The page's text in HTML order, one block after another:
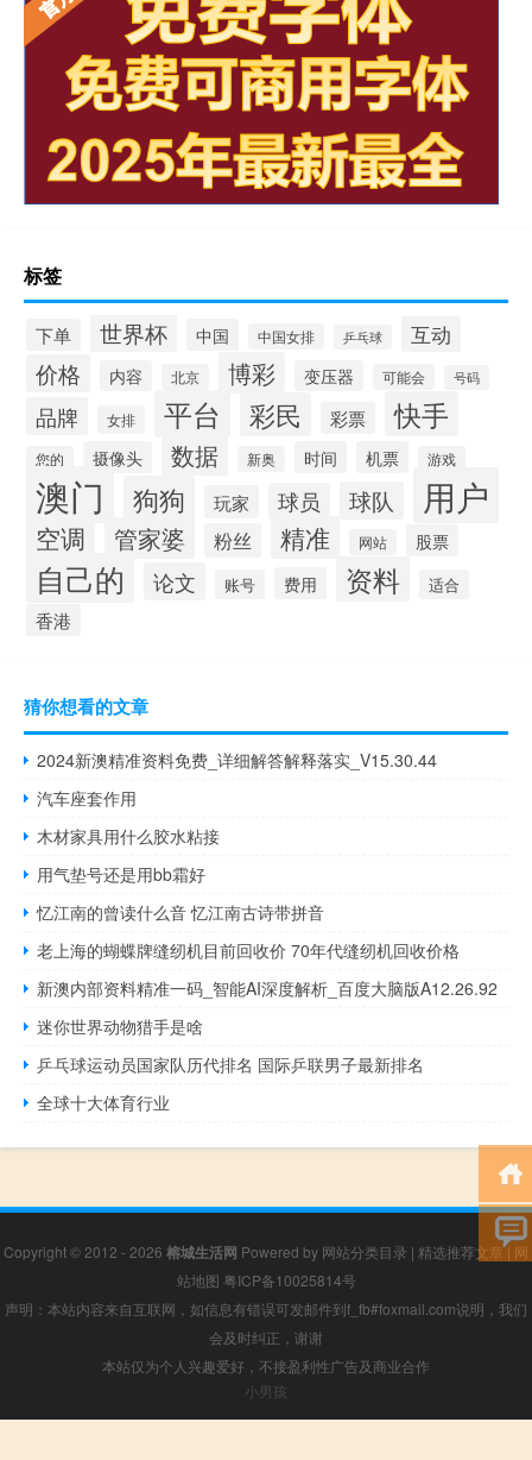
标签
下单 世界杯 中国 中国女排 乒乓球 互动
价格 内容 北京 博彩 变压器 可能会 号码
品牌 女排 平台 彩民 彩票 快手
您的 摄像头 数据 新奥 时间 机票 游戏
澳门 狗狗 玩家 球员 球队 用户
空调 管家婆 粉丝 精准 网站 股票
自己的 论文 账号 费用 资料 适合
香港
猜你想看的文章
2024新澳精准资料免费_详细解答解释落实_V15.30.44
汽车座套作用
木材家具用什么胶水粘接
用气垫号还是用bb霜好
忆江南的曾读什么音 忆江南古诗带拼音
老上海的蝴蝶牌缝纫机目前回收价 70年代缝纫机回收价格
新澳内部资料精准一码_智能AI深度解析_百度大脑版A12.26.92
迷你世界动物猎手是啥
乒乓球运动员国家队历代排名 国际乒联男子最新排名
全球十大体育行业
Copyright © 2012 - 2026 榕城生活网 Powered by 网站分类目录 | 精选推荐文章| 网
站地图 粤ICP备10025814号
声明：本站内容来自互联网，如信息有错误可发邮件到f_fb#foxmail.com说明，我们
会及时纠正，谢谢
本站仅为个人兴趣爱好，不接盈利性广告及商业合作
小男孩